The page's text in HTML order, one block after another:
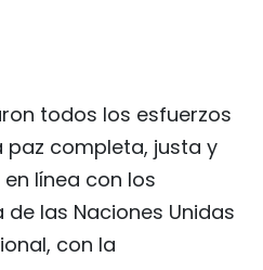
todos los esfuerzos
completa, justa y
línea con los
las Naciones Unidas
con la